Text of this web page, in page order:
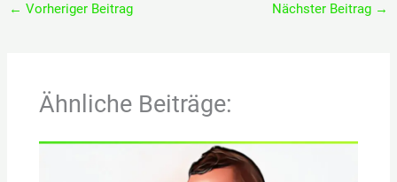
← Vorheriger Beitrag Nächster Beitrag →
Ähnliche Beiträge: